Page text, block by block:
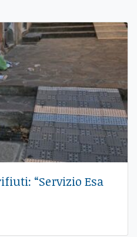
“Servizio Esa